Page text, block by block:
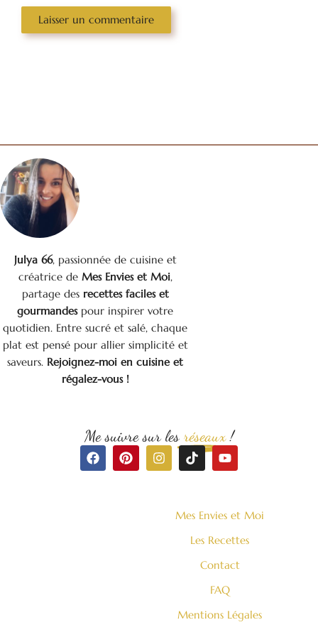
Julya 66, passionnée de cuisine et
créatrice de Mes Envies et Moi,
partage des recettes faciles et
gourmandespour inspirer votre
quotidien. Entre sucré et salé, chaque
plat est pensé pour allier simplicité et
saveurs. Rejoignez-moi en cuisine et
régalez-vous !
Me suivre sur les réseaux !
F
a
c
P
i
n
I
n
s
T
i
k
k
Y
o
u
b
Mes Envies et Moi
Les Recettes
Contact
FAQ
Mentions Légales